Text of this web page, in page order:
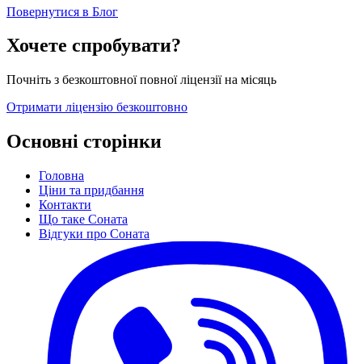
Повернутися в Блог
Хочете спробувати?
Почніть з безкоштовної повної ліцензії на місяць
Отримати ліцензію безкоштовно
Основні сторінки
Головна
Ціни та придбання
Контакти
Що таке Соната
Відгуки про Соната